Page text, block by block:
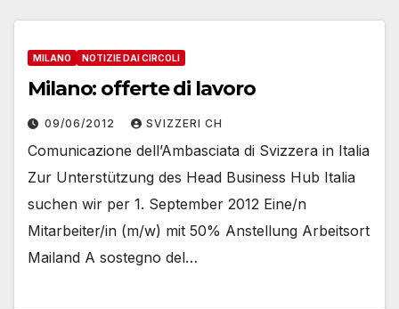
MILANO NOTIZIE DAI CIRCOLI
Milano: offerte di lavoro
09/06/2012 SVIZZERI CH
Comunicazione dell’Ambasciata di Svizzera in Italia
Zur Unterstützung des Head Business Hub Italia
suchen wir per 1. September 2012 Eine/n
Mitarbeiter/in (m/w) mit 50% Anstellung Arbeitsort
Mailand A sostegno del…